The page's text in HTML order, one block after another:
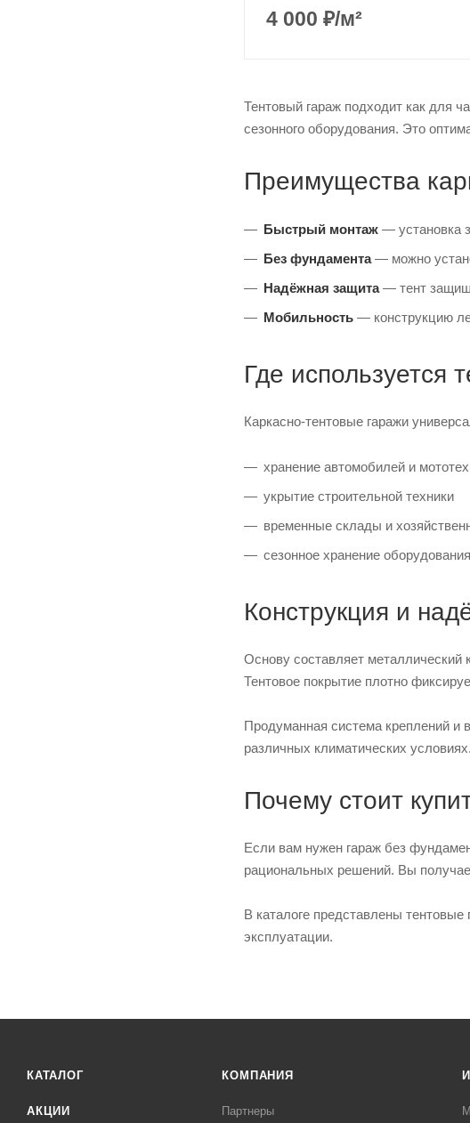
4 000 ₽/м²
Тентовый гараж подходит как для
сезонного оборудования. Это
Преимущества
Быстрый монтаж — установка
Без фундамента— можно
Надёжная защита— тент
Мобильность — конструкцию
Где используется
Каркасно-тентовые гаражи
хранение автомобилей и
укрытие строительной техники
временные склады и
сезонное хранение оборудования
Конструкция и
Основу составляет металлический
Тентовое покрытие плотно
Продуманная система креплений и
различных климатических условиях.
Почему стоит
Если вам нужен гараж без
рациональных решений. Вы
В каталоге представлены
эксплуатации.
КАТАЛОГ
АКЦИИ
КОМПАНИЯ
Партнеры